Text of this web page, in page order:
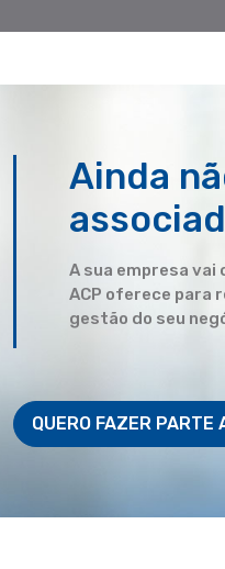
Ainda
A sua empresa vai
ACP oferece para
gestão do seu
QUERO FAZER PARTE